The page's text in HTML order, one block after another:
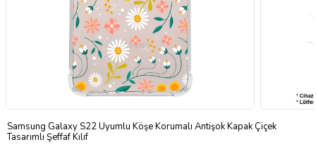
Samsung Galaxy S22 Uyumlu Köşe Korumalı Antişok Kapak Çiçek
Tasarımlı Şeffaf Kılıf